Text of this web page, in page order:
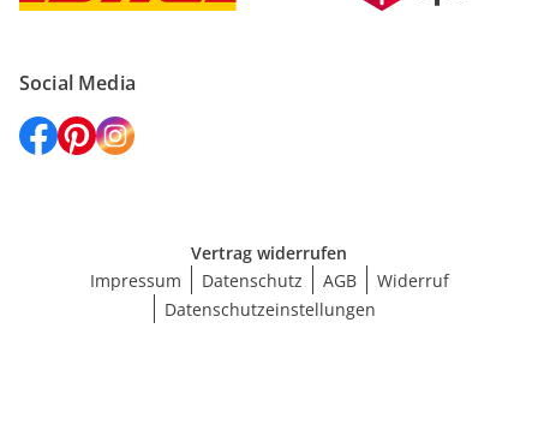
Social Media
Vertrag widerrufen
Impressum
Datenschutz AGB
Widerruf
Datenschutzeinstellungen